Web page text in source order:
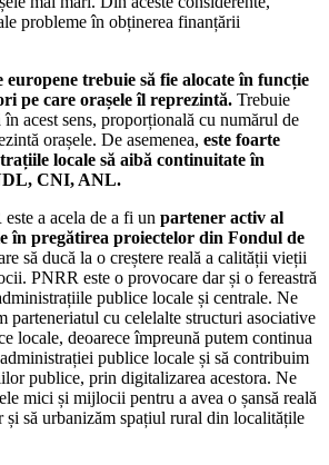
probleme în obținerea finanțării
trebuie să fie alocate în funcție
pe care orașele îl reprezintă. Trebuie
în acest sens, proporțională cu numărul de
orașele. De asemenea, este foarte
locale să aibă continuitate în
CNI, ANL.
a acela de a fi un partener activ al
în pregătirea proiectelor din Fondul de
să ducă la o creștere reală a calității vieții
PNRR este o provocare dar și o fereastră
publice locale și centrale. Ne
parteneriatul cu celelalte structuri asociative
locale, deoarece împreună putem continua
publice locale și să contribuim
publice, prin digitalizarea acestora. Ne
mici și mijlocii pentru a avea o șansă reală
și să urbanizăm spațiul rural din localitățile